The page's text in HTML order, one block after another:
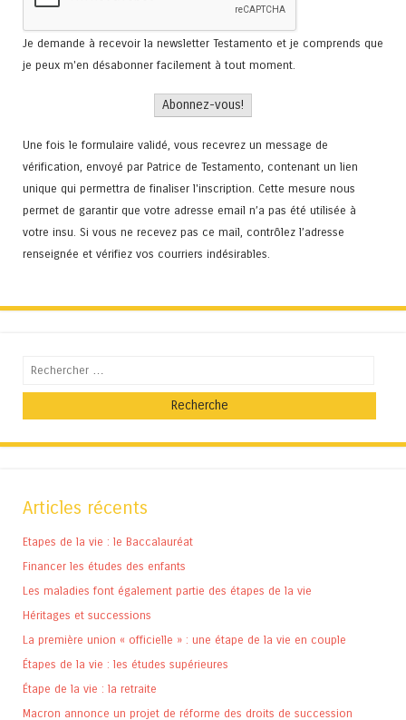
Je demande à recevoir la newsletter Testamento et je comprends que
je peux m'en désabonner facilement à tout moment.
Une fois le formulaire validé, vous recevrez un message de
vérification, envoyé par Patrice de Testamento, contenant un lien
unique qui permettra de finaliser l'inscription. Cette mesure nous
permet de garantir que votre adresse email n’a pas été utilisée à
votre insu. Si vous ne recevez pas ce mail, contrôlez l’adresse
renseignée et vérifiez vos courriers indésirables.
Recherche
Articles récents
Etapes de la vie : le Baccalauréat
Financer les études des enfants
Les maladies font également partie des étapes de la vie
Héritages et successions
La première union « officielle » : une étape de la vie en couple
Étapes de la vie : les études supérieures
Étape de la vie : la retraite
Macron annonce un projet de réforme des droits de succession